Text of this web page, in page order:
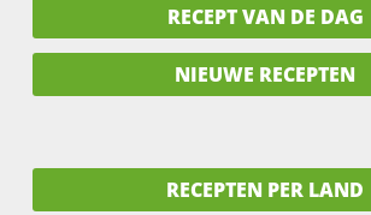
RECEPT VAN DE DAG
NIEUWE RECEPTEN
RECEPTEN PER LAND